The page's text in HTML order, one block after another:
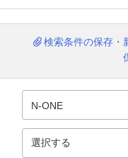
検索条件の保存・
選択する